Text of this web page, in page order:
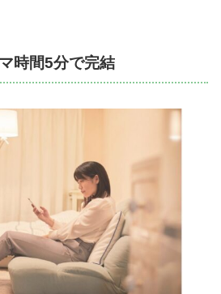
時間5分で完結